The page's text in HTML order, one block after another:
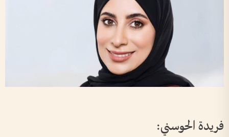
فريدة الحوسني: